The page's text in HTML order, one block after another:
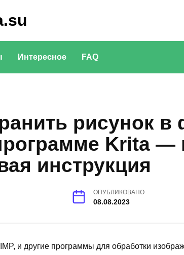
Интересное FAQ
рисунок в
Krita —
инструкция
ОПУБЛИКОВАНО
08.08.2023
и другие программы для обработки